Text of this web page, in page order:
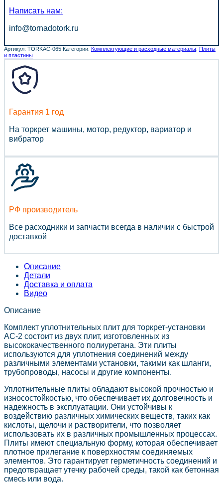
Написать нам:
info@tornadotork.ru
Артикул: TORKAC-065 Категории: Комплектующие и расходные материалы, Плиты
и пластины
Гарантия 1 год
На торкрет машины, мотор, редуктор, вариатор и
вибратор
РФ производитель
Все расходники и запчасти всегда в наличии с быстрой
доставкой
Описание
Детали
Доставка и оплата
Видео
Описание
Комплект уплотнительных плит для торкрет-установки
АС-2 состоит из двух плит, изготовленных из
высококачественного полиуретана. Эти плиты
используются для уплотнения соединений между
различными элементами установки, такими как шланги,
трубопроводы, насосы и другие компоненты.
Уплотнительные плиты обладают высокой прочностью и
износостойкостью, что обеспечивает их долговечность и
надежность в эксплуатации. Они устойчивы к
воздействию различных химических веществ, таких как
кислоты, щелочи и растворители, что позволяет
использовать их в различных промышленных процессах.
Плиты имеют специальную форму, которая обеспечивает
плотное прилегание к поверхностям соединяемых
элементов. Это гарантирует герметичность соединений и
предотвращает утечку рабочей среды, такой как бетонная
смесь или вода.